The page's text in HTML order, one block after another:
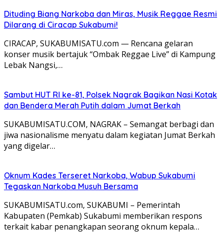
Dituding Biang Narkoba dan Miras, Musik Reggae Resmi
Dilarang di Ciracap Sukabumi!
CIRACAP, SUKABUMISATU.com — Rencana gelaran
konser musik bertajuk “Ombak Reggae Live” di Kampung
Lebak Nangsi,…
Sambut HUT RI ke-81, Polsek Nagrak Bagikan Nasi Kotak
dan Bendera Merah Putih dalam Jumat Berkah
SUKABUMISATU.COM, NAGRAK – Semangat berbagi dan
jiwa nasionalisme menyatu dalam kegiatan Jumat Berkah
yang digelar…
Oknum Kades Terseret Narkoba, Wabup Sukabumi
Tegaskan Narkoba Musuh Bersama
SUKABUMISATU.com, SUKABUMI – Pemerintah
Kabupaten (Pemkab) Sukabumi memberikan respons
terkait kabar penangkapan seorang oknum kepala…